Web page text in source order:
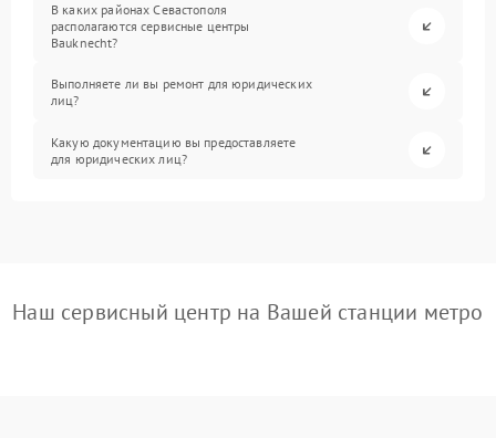
В каких районах Севастополя
располагаются сервисные центры
Bauknecht?
Выполняете ли вы ремонт для юридических
лиц?
Какую документацию вы предоставляете
для юридических лиц?
Наш сервисный центр на Вашей станции метро